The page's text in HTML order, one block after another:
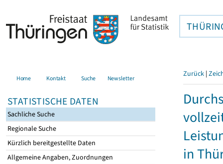
Home Kontakt Suche Newsletter
STATISTISCHE DATEN
Sachliche Suche
Regionale Suche
Kürzlich bereitgestellte Daten
Allgemeine Angaben, Zuordnungen
Zurück |
in